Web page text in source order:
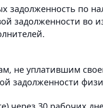
задолженность по
задолженности во
не уплатившим
задолженности